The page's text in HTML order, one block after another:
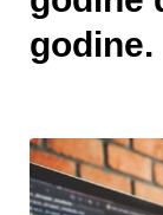
godine.